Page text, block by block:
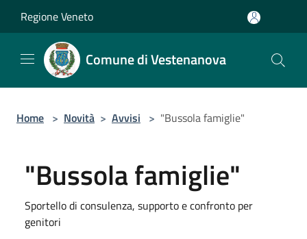
Regione Veneto
Comune di Vestenanova
Home > Novità > Avvisi > "Bussola famiglie"
"Bussola famiglie"
Sportello di consulenza, supporto e confronto per
genitori